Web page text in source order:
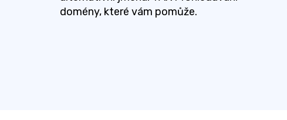
domény, které vám pomůže.